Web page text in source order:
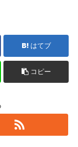
はてブ
コピー